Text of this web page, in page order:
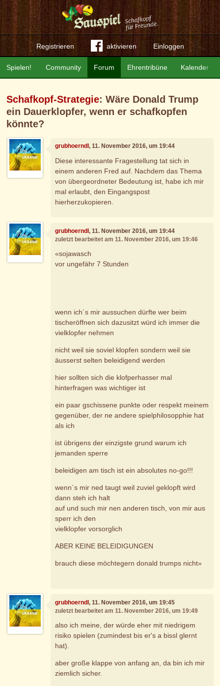
Registrieren aktivieren Einloggen
Community Forum Ehrentribüne Kalender
Spielen!
Schafkopf-Strategie: Wäre Donald Trump
ein Dauerklopfer, wenn er schafkopfen
könnte?
grubhoerndl, 11. November 2016, um 19:44
Diese interessante Fragestellung tat sich in
einem anderen Fred auf. Nachdem das Thema
von übergeordneter Bedeutung ist, habe ich mir
mal erlaubt, den Eingangspost
hierherzukopieren.
grubhoerndl, 11. November 2016, um 19:44
zuletzt bearbeitet am 11. November 2016, um 19:46
«sojawasch
vor ungefähr 7 Stunden
wenn ich´s mir aussuchen dürfte wer beim
tischeröffnen sich dazusitzt würd ich immer die
vielklopfer nehmen
nicht weil sie soviel klopfen sondern weil sie
äusserst selten beleidigend werden
hier sollten sich die klofperhasser mal
hinterfragen was wichtiger ist
ein paar gschissene punkte oder respekt meinem
gegenüber, der ne andere spielphilosopphie hat
als ich
ist übrigens der einzigste grund warum ich
jemanden sperre
beleidigen am tisch ist ein absolutes no-go!!!
wenn´s mir ned taugt weil zuviel geklopft wird
dann steh ich halt
auf und such mir nen anderen tisch, von mir aus
sperr ich den
vielklopfer vorsorglich
ABER KEINE BELEIDIGUNGEN
brauch diese möchtegern donald trumps nicht»
grubhoerndl, 11. November 2016, um 19:45
zuletzt bearbeitet am 11. November 2016, um 19:49
also ich meine, der würde eher mit niedrigem
risiko spielen (zumindest bis er's a bissl glernt
hat).
aber große klappe von anfang an, da bin ich mir
ziemlich sicher.